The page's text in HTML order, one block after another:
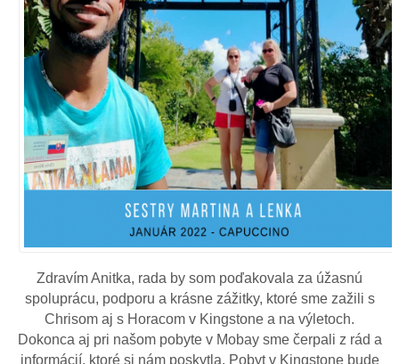
Zdravím Anitka, rada by som poďakovala za úžasnú
spoluprácu, podporu a krásne zážitky, ktoré sme zažili s
Chrisom aj s Horacom v Kingstone a na výletoch.
Dokonca aj pri našom pobyte v Mobay sme čerpali z rád a
informácií, ktoré si nám poskytla. Pobyt v Kingstone bude